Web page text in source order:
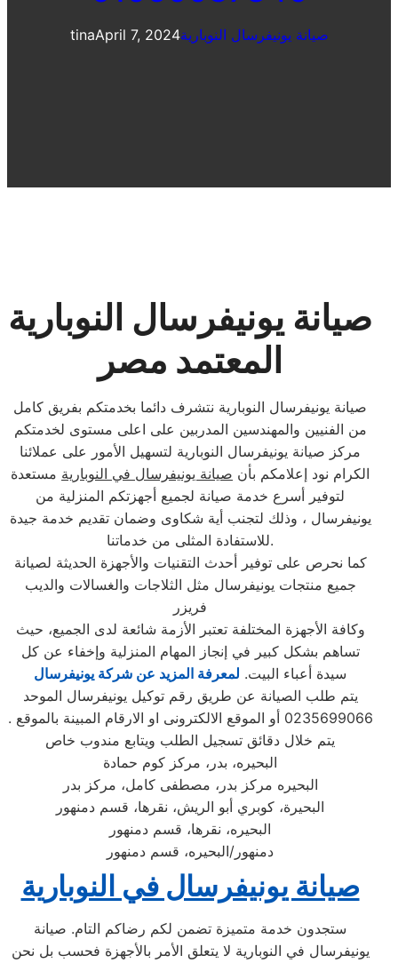
tinaApril 7, 2024صيانة يونيفرسال النوبارية
صيانة يونيفرسال النوبارية
المعتمد مصر
صيانة يونيفرسال النوبارية نتشرف دائما بخدمتكم بفريق كامل
من الفنيين والمهندسين المدربين على اعلى مستوى لخدمتكم
مركز صيانة يونيفرسال النوبارية لتسهيل الأمور على عملائنا
الكرام نود إعلامكم بأن صيانة يونيفرسال في النوبارية مستعدة
لتوفير أسرع خدمة صيانة لجميع أجهزتكم المنزلية من
يونيفرسال ، وذلك لتجنب أية شكاوى وضمان تقديم خدمة جيدة
للاستفادة المثلى من خدماتنا.
كما نحرص على توفير أحدث التقنيات والأجهزة الحديثة لصيانة
جميع منتجات يونيفرسال مثل الثلاجات والغسالات والديب
فریزر
وكافة الأجهزة المختلفة تعتبر الأزمة شائعة لدى الجميع، حيث
تساهم بشكل كبير في إنجاز المهام المنزلية وإخفاء عن كل
سيدة أعباء البيت. لمعرفة المزيد عن شركة يونيفرسال
يتم طلب الصيانة عن طريق رقم توكيل يونيفرسال الموحد
0235699066 أو الموقع الالكترونى او الارقام المبينة بالموقع .
يتم خلال دقائق تسجيل الطلب ويتابع مندوب خاص
البحيره، بدر، مركز كوم حمادة
البحيره مركز بدر، مصطفى كامل، مركز بدر
البحيرة، كوبري أبو الريش، نقرها، قسم دمنهور
البحيره، نقرها، قسم دمنهور
دمنهور/البحيره، قسم دمنهور
صيانة يونيفرسال في النوبارية
ستجدون خدمة متميزة تضمن لكم رضاكم التام. صيانة
يونيفرسال في النوبارية لا يتعلق الأمر بالأجهزة فحسب بل نحن